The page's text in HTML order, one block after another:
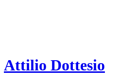
Attilio Dottesio